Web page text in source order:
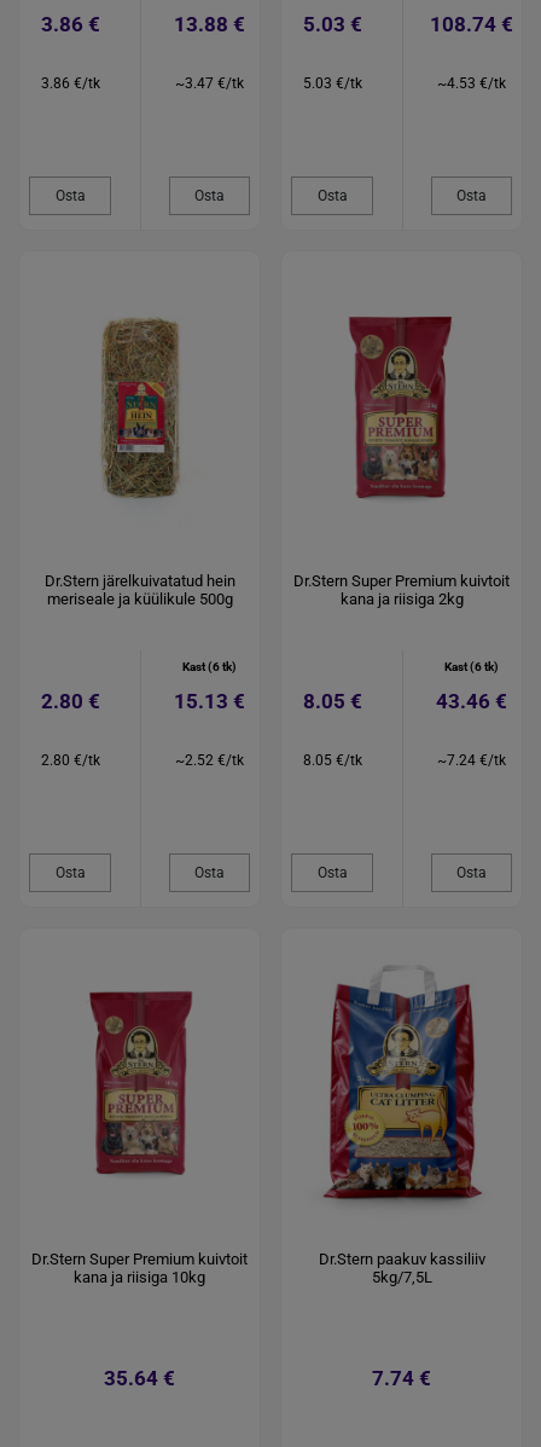
3.86 €
3.86 €/tk
Osta
13.88 €
~3.47 €/tk
Osta
5.03 €
5.03 €/tk
Osta
108.74 €
~4.53 €/tk
Osta
Dr.Stern järelkuivatatud hein
meriseale ja küülikule 500g
2.80 €
2.80 €/tk
Osta
Kast (6 tk)
15.13 €
~2.52 €/tk
Osta
Dr.Stern Super Premium kuivtoit
kana ja riisiga 2kg
8.05 €
8.05 €/tk
Osta
Kast (6 tk)
43.46 €
~7.24 €/tk
Osta
Dr.Stern Super Premium kuivtoit
kana ja riisiga 10kg
35.64 €
Dr.Stern paakuv kassiliiv
5kg/7,5L
7.74 €